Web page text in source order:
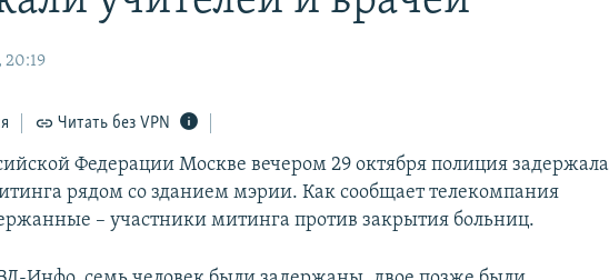
20:19
Читать без VPN
Федерации Москве вечером 29 октября полиция задержала
рядом со зданием мэрии. Как сообщает телекомпания
– участники митинга против закрытия больниц.